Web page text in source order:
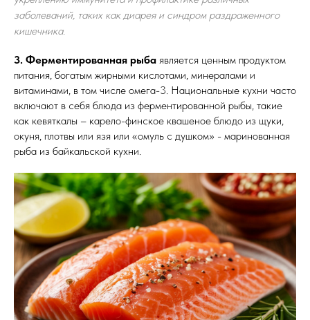
заболеваний, таких как диарея и синдром раздраженного
кишечника.
3. Ферментированная рыба является ценным продуктом
питания, богатым жирными кислотами, минералами и
витаминами, в том числе омега-3. Национальные кухни часто
включают в себя блюда из ферментированной рыбы, такие
как кевяткалы – карело-финское квашеное блюдо из щуки,
окуня, плотвы или язя или «омуль с душком» - маринованная
рыба из байкальской кухни.